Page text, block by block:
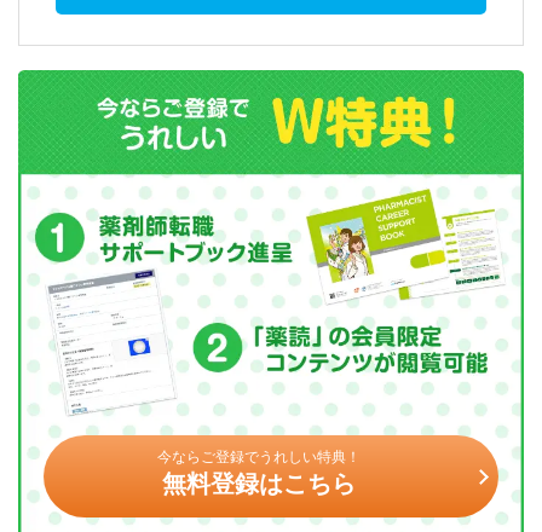
今ならご登録でうれしい特典！
無料登録はこちら